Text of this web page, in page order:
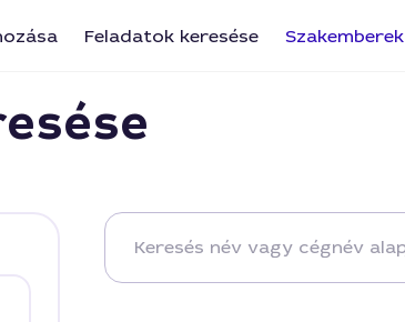
Feladatok keresése Szakemberek